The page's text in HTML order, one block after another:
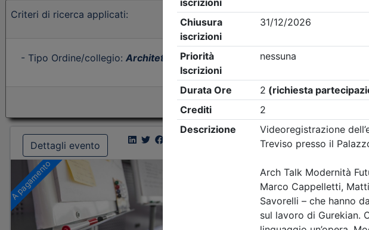
Criteri di ricerca applicati:
- Tipo Ordine/collegio: Architetti - Ordine: - Eventi in programma dal
Dettagli evento
A pagamento
Dettagli evento